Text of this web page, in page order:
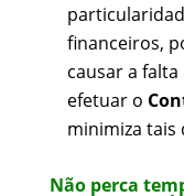
financeiros,
causar a
efetuar o
minimiza tais
Não perca